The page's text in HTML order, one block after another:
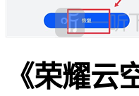
《荣耀云